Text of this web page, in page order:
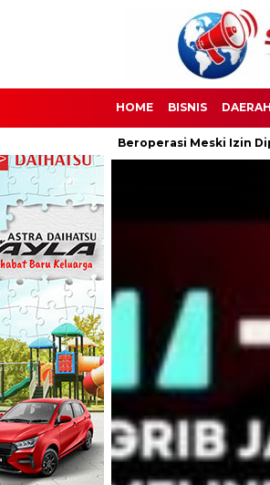
HOME BISNIS DAERAH
Meski Izin Dipersoalkan Ketua